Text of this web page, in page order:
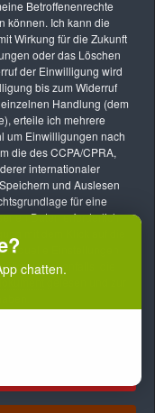
Betroffenenrechte
können. Ich kann die
Wirkung für die Zukunft
oder das Löschen
der Einwilligung wird
bis zum Widerruf
Handlung (dem
erteile ich mehrere
um Einwilligungen nach
die des CCPA/CPRA,
internationaler
und Auslesen
für eine
Daten erforderlich
mit dem Klick auf die
Einstellungen
ich ebenfalls, die
Hansestadt im
1
chatten.